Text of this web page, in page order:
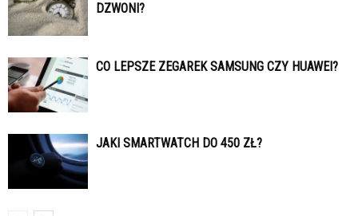
DZWONI?
CO LEPSZE ZEGAREK SAMSUNG CZY HUAWEI?
JAKI SMARTWATCH DO 450 ZŁ?